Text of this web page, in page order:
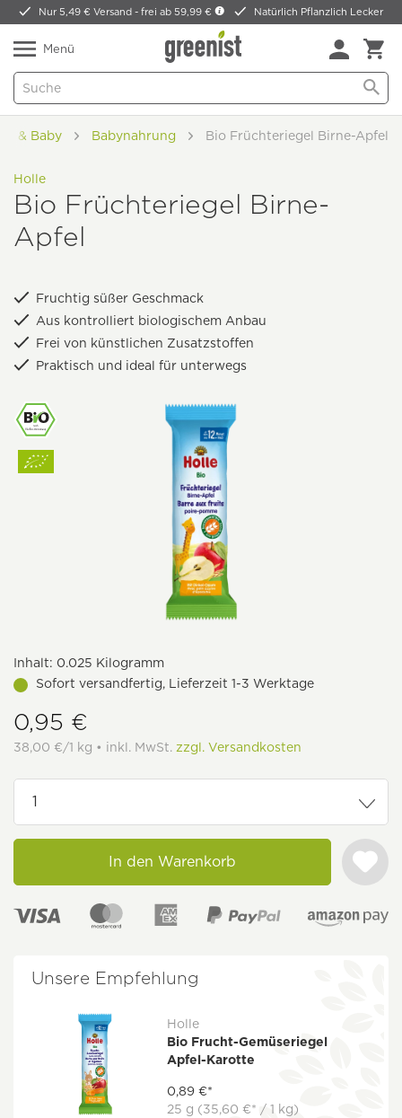
Nur 5,49 € Versand -frei ab 59,99 € Natürlich Pflanzlich Lecker
Menü
& Baby Babynahrung Bio Früchteriegel Birne-Apfel
Holle
Bio Früchteriegel Birne-
Apfel
Fruchtig süßer Geschmack
Aus kontrolliert biologischem Anbau
Frei von künstlichen Zusatzstoffen
Praktisch und ideal für unterwegs
Inhalt: 0.025 Kilogramm
Sofort versandfertig, Lieferzeit 1-3 Werktage
0,95 €
38,00 €/1 kg • inkl. MwSt. zzgl. Versandkosten
In den Warenkorb
Unsere Empfehlung
Holle
Bio Frucht-Gemüseriegel
Apfel-Karotte
0,89 €*
25 g (35,60 €* / 1 kg)